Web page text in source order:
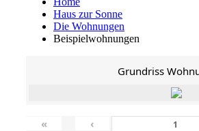
Haus zur Sonne
Die Wohnungen
Beispielwohnungen
Grundriss
« ‹